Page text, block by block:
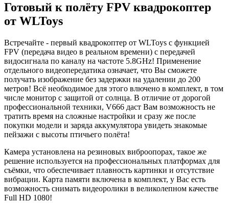
Готовый к полёту FPV квадрокоптер
от WLToys
Встречайте - первый квадрокоптер от WLToys с функцией
FPV (передача видео в реальном времени) с передачей
видосигнала по каналу на частоте 5.8GHz! Применение
отдельного видеопередатика означает, что Вы сможете
получать изображение без задержки на удалении до 200
метров! Всё необходимое для этого влючено в комплект, в том
числе монитор с защитой от солнца. В отличие от дорогой
профессиональной техники, V666 даст Вам возможность не
тратить время на сложные настройки и сразу же после
покупки модели и заряда аккумулятора увидеть знакомые
пейзажи с высоты птичьего полёта!
Камера установлена на резиновых виброопорах, такое же
решение используется на профессиональных платформах для
съёмки, что обеспечивает плавность картинки и отсутствие
вибрации. Карта памяти включена в комплект, у Вас есть
возможность снимать видеоролики в великолепном качестве
Full HD 1080!